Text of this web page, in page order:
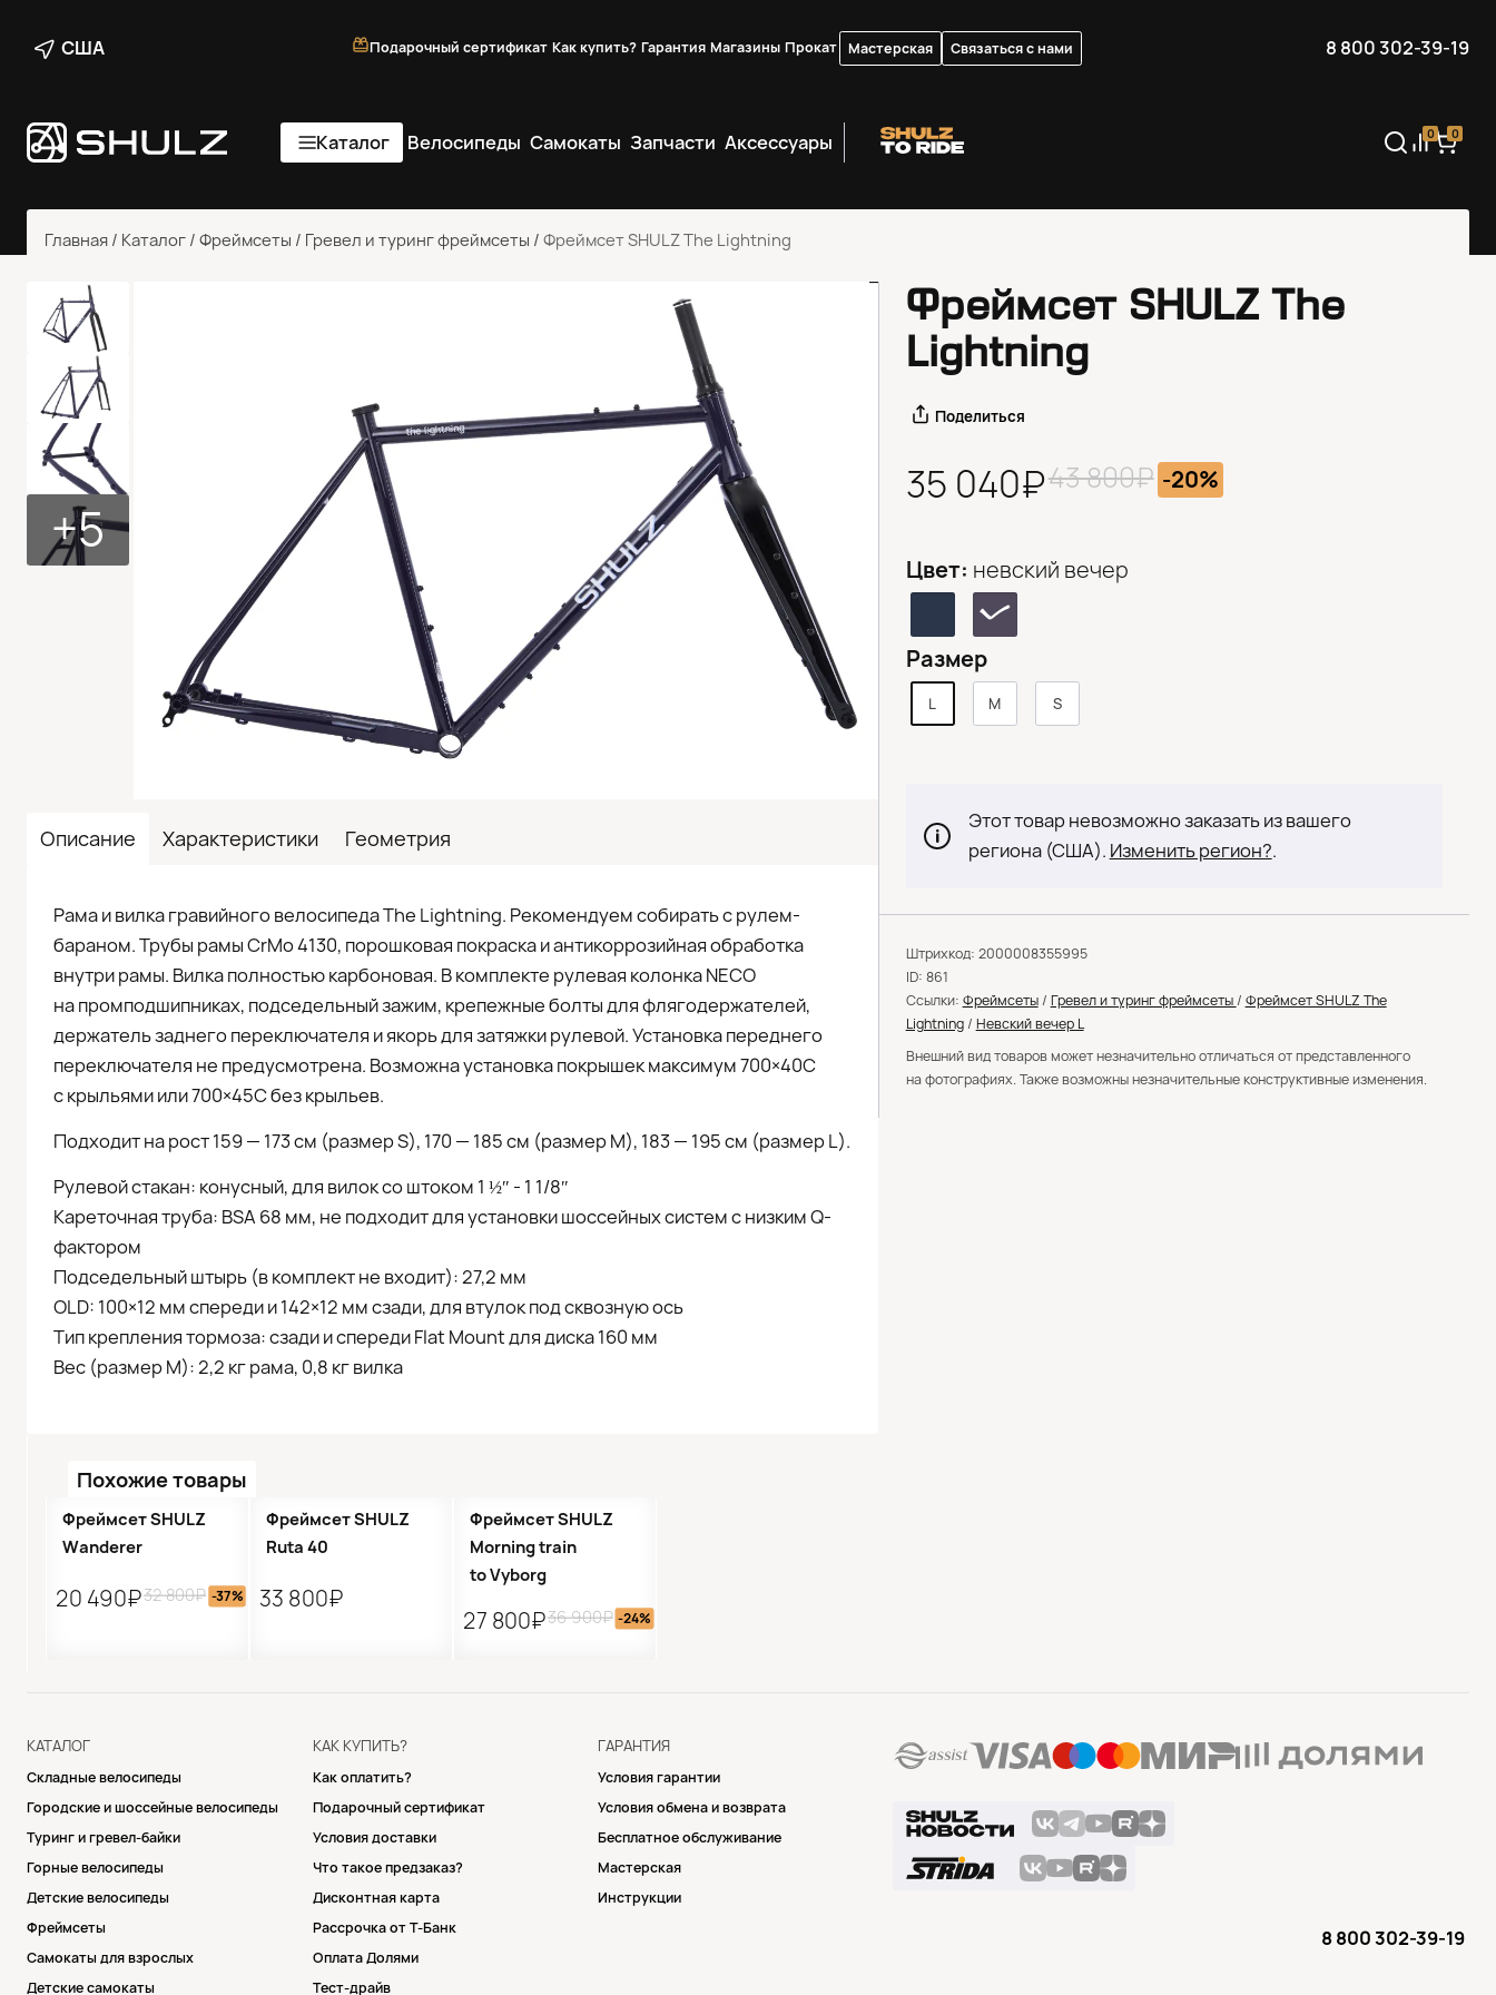
США Подарочный сертификат Как купить? Гарантия Магазины Прокат Мастерская Связаться с нами 8 800 302-39-19
Каталог Велосипеды Самокаты Запчасти Аксессуары 0 0
Главная / Каталог / Фреймсеты / Гревел и туринг фреймсеты / Фреймсет SHULZ The Lightning
+5
Описание Характеристики Геометрия
Рама и вилка гравийного велосипеда The Lightning. Рекомендуем собирать с рулем-
бараном. Трубы рамы CrMo 4130, порошковая покраска и антикоррозийная обработка
внутри рамы. Вилка полностью карбоновая. В комплекте рулевая колонка NECO
на промподшипниках, подседельный зажим, крепежные болты для флягодержателей,
держатель заднего переключателя и якорь для затяжки рулевой. Установка переднего
переключателя не предусмотрена. Возможна установка покрышек максимум 700×40C
с крыльями или 700×45С без крыльев.
Подходит на рост 159 — 173 см (размер S), 170 — 185 см (размер M), 183 — 195 см (размер L).
Рулевой стакан: конусный, для вилок со штоком 1 ½″ - 1 1/8″
Кареточная труба: BSA 68 мм, не подходит для установки шоссейных систем с низким Q-
фактором
Подседельный штырь (в комплект не входит): 27,2 мм
OLD: 100×12 мм спереди и 142×12 мм сзади, для втулок под сквозную ось
Тип крепления тормоза: сзади и спереди Flat Mount для диска 160 мм
Вес (размер М): 2,2 кг рама, 0,8 кг вилка
Похожие товары
Распродажа
Фреймсет SHULZ
Wanderer
20 490₽32 800₽ -37%
Фреймсет SHULZ
Ruta 40
33 800₽
Распродажа
Фреймсет SHULZ
Morning train
to Vyborg
27 800₽36 900₽ -24%
Фреймсет SHULZ The
Lightning
Поделиться
35 040₽43 800₽ -20%
Цвет: невский вечер
Размер
L M S
Этот товар невозможно заказать из вашего
региона (США). Изменить регион?.
Штрихкод: 2000008355995
ID: 861
Ссылки: Фреймсеты/ Гревел и туринг фреймсеты / Фреймсет SHULZ The
Lightning/ Невский вечер L
Внешний вид товаров может незначительно отличаться от представленного
на фотографиях. Также возможны незначительные конструктивные изменения.
КАТАЛОГ
Складные велосипеды
Городские и шоссейные велосипеды
Туринг и гревел-байки
Горные велосипеды
Детские велосипеды
Фреймсеты
Самокаты для взрослых
Детские самокаты
КАК КУПИТЬ?
Как оплатить?
Подарочный сертификат
Условия доставки
Что такое предзаказ?
Дисконтная карта
Рассрочка от Т-Банк
Оплата Долями
Тест-драйв
ГАРАНТИЯ
Условия гарантии
Условия обмена и возврата
Бесплатное обслуживание
Мастерская
Инструкции
8 800 302-39-19